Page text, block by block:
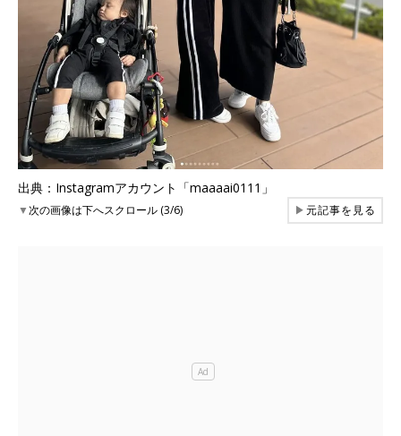
出典：Instagramアカウント「maaaai0111」
▼次の画像は下へスクロール (3/6) ▶元記事を見る